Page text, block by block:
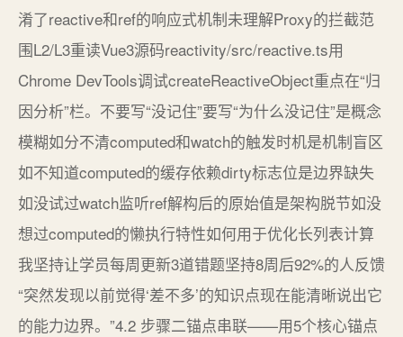
淆了reactive和ref的响应式机制未理解Proxy的拦截范
围L2/L3重读Vue3源码reactivity/src/reactive.ts用
Chrome DevTools调试createReactiveObject重点在“归
因分析”栏。不要写“没记住”要写“为什么没记住”是概念
模糊如分不清computed和watch的触发时机是机制盲区
如不知道computed的缓存依赖dirty标志位是边界缺失
如没试过watch监听ref解构后的原始值是架构脱节如没
想过computed的懒执行特性如何用于优化长列表计算
我坚持让学员每周更新3道错题坚持8周后92%的人反馈
“突然发现以前觉得‘差不多’的知识点现在能清晰说出它
的能力边界。”4.2 步骤二锚点串联——用5个核心锚点